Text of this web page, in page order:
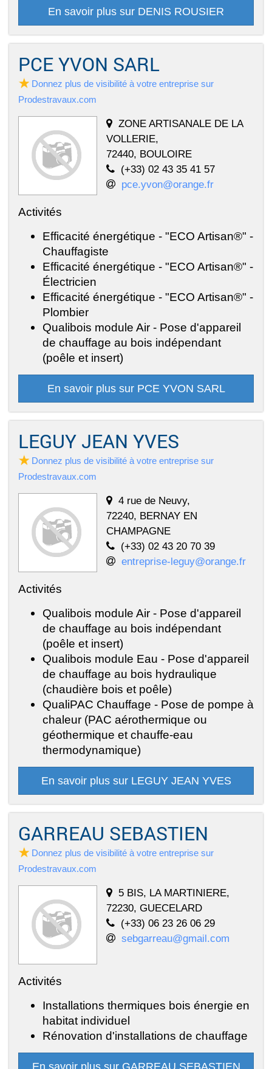
En savoir plus sur DENIS ROUSIER
PCE YVON SARL
Donnez plus de visibilité à votre entreprise sur
Prodestravaux.com
ZONE ARTISANALE DE LA
VOLLERIE,
72440, BOULOIRE
(+33) 02 43 35 41 57
pce.yvon@orange.fr
Activités
Efficacité énergétique - "ECO Artisan®" -
Chauffagiste
Efficacité énergétique - "ECO Artisan®" -
Électricien
Efficacité énergétique - "ECO Artisan®" -
Plombier
Qualibois module Air - Pose d'appareil
de chauffage au bois indépendant
(poêle et insert)
En savoir plus sur PCE YVON SARL
LEGUY JEAN YVES
Donnez plus de visibilité à votre entreprise sur
Prodestravaux.com
4 rue de Neuvy,
72240, BERNAY EN
CHAMPAGNE
(+33) 02 43 20 70 39
entreprise-leguy@orange.fr
Activités
Qualibois module Air - Pose d'appareil
de chauffage au bois indépendant
(poêle et insert)
Qualibois module Eau - Pose d'appareil
de chauffage au bois hydraulique
(chaudière bois et poêle)
QualiPAC Chauffage - Pose de pompe à
chaleur (PAC aérothermique ou
géothermique et chauffe-eau
thermodynamique)
En savoir plus sur LEGUY JEAN YVES
GARREAU SEBASTIEN
Donnez plus de visibilité à votre entreprise sur
Prodestravaux.com
5 BIS, LA MARTINIERE,
72230, GUECELARD
(+33) 06 23 26 06 29
sebgarreau@gmail.com
Activités
Installations thermiques bois énergie en
habitat individuel
Rénovation d'installations de chauffage